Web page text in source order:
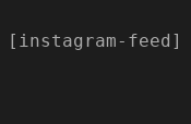
[instagram-feed]